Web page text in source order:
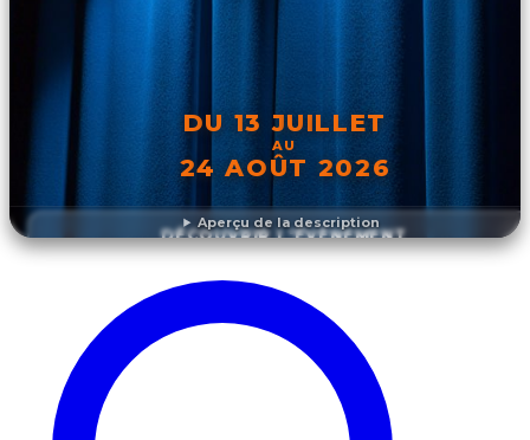
Aperçu de la description
DU 13 JUILLET
AU
24 AOÛT 2026
DÉCOUVRIR L'ÉVÉNEMENT